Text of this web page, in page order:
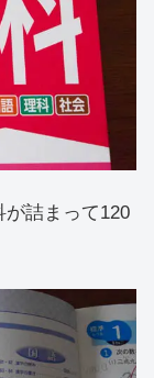
が詰まって120